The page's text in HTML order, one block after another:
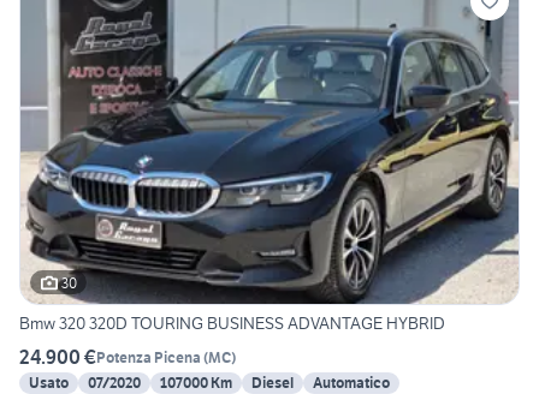
30
Bmw 320 320D TOURING BUSINESS ADVANTAGE HYBRID
24.900 €Potenza Picena (MC)
Usato
07/2020 107000 Km Diesel
Automatico